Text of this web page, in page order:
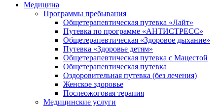
Медицина
Программы пребывания
Общетерапевтическая путевка «Лайт»
Путевка по программе «АНТИСТРЕСС»
Общетерапевтическая «Здоровое дыхание»
Путевка «Здоровье детям»
Общетерапевтическая путевка с Мацестой
Общетерапевтическая путевка
Оздоровительная путевка (без лечения)
Женское здоровье
Послеожоговая терапия
Медицинские услуги